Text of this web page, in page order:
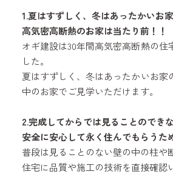
1.夏はすずしく、冬はあったかいお
高気密高断熱のお家は当たり前！！
オギ建設は30年間高気密高断熱の住
した。
夏はすずしく、冬はあったかいお家
中のお家でご見学いただけます。
2.完成してからでは見ることのでき
安全に安心して永く住んでもらうた
普段は見ることのない壁の中の柱や
住宅に品質や施工の技術を直接確認